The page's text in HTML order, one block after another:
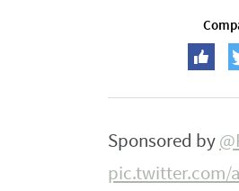
Sponsored by
pic.twitter.com/